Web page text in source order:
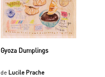
Gyoza Dumplings
de Lucile Prache